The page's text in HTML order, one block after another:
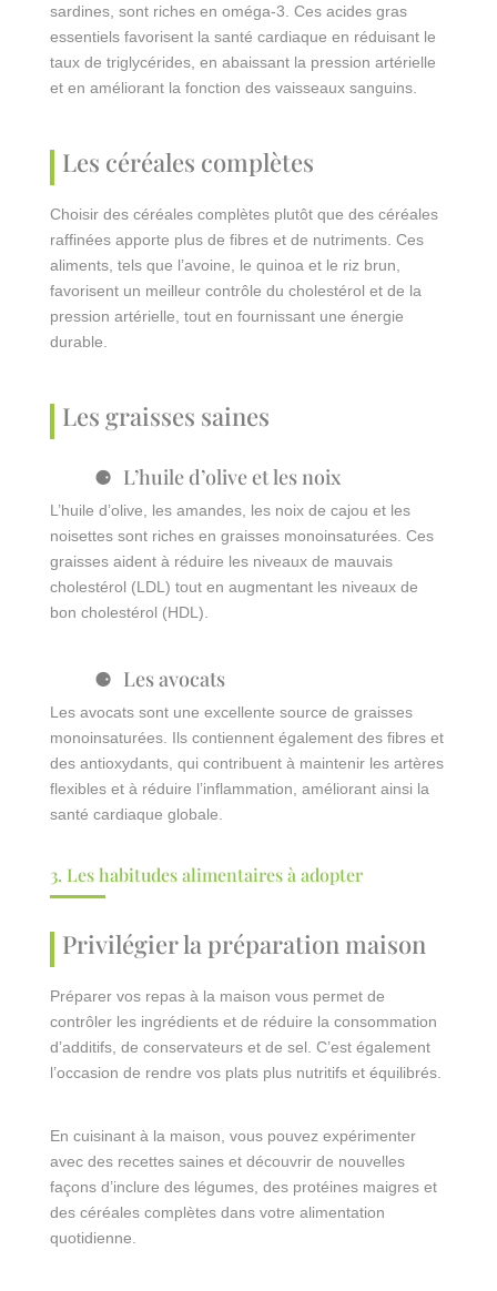
sardines, sont riches en oméga-3. Ces acides gras
essentiels favorisent la santé cardiaque en réduisant le
taux de triglycérides, en abaissant la pression artérielle
et en améliorant la fonction des vaisseaux sanguins.
Les céréales complètes
Choisir des céréales complètes plutôt que des céréales
raffinées apporte plus de fibres et de nutriments. Ces
aliments, tels que l’avoine, le quinoa et le riz brun,
favorisent un meilleur contrôle du cholestérol et de la
pression artérielle, tout en fournissant une énergie
durable.
Les graisses saines
L’huile d’olive et les noix
L’huile d’olive, les amandes, les noix de cajou et les
noisettes sont riches en graisses monoinsaturées. Ces
graisses aident à réduire les niveaux de mauvais
cholestérol (LDL) tout en augmentant les niveaux de
bon cholestérol (HDL).
Les avocats
Les avocats sont une excellente source de graisses
monoinsaturées. Ils contiennent également des fibres et
des antioxydants, qui contribuent à maintenir les artères
flexibles et à réduire l’inflammation, améliorant ainsi la
santé cardiaque globale.
3. Les habitudes alimentaires à adopter
Privilégier la préparation maison
Préparer vos repas à la maison vous permet de
contrôler les ingrédients et de réduire la consommation
d’additifs, de conservateurs et de sel. C’est également
l’occasion de rendre vos plats plus nutritifs et équilibrés.
En cuisinant à la maison, vous pouvez expérimenter
avec des recettes saines et découvrir de nouvelles
façons d’inclure des légumes, des protéines maigres et
des céréales complètes dans votre alimentation
quotidienne.